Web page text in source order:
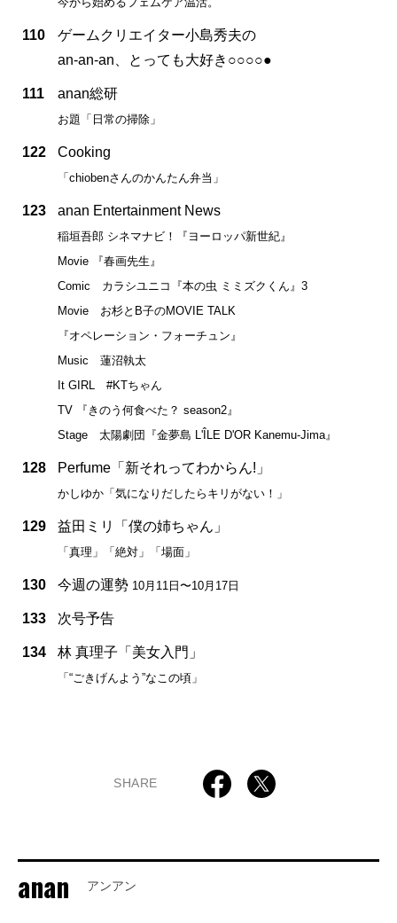
110
ゲームクリエイター小島秀夫の
an-an-an、とっても大好き○○○○●
111 anan総研
お題「日常の掃除」
122 Cooking
「chiobenさんのかんたん弁当」
123 anan Entertainment News
稲垣吾郎 シネマナビ！『ヨーロッパ新世紀』
Movie 『春画先生』
Comic カラシユニコ『本の虫 ミミズクくん』3
Movie お杉とB子のMOVIE TALK
『オペレーション・フォーチュン』
Music 蓮沼執太
It GIRL #KTちゃん
TV 『きのう何食べた？ season2』
Stage 太陽劇団『金夢島 L'ÎLE D'OR Kanemu-Jima』
128 Perfume「新それってわからん!」
かしゆか「気になりだしたらキリがない！」
129 益田ミリ「僕の姉ちゃん」
「真理」「絶対」「場面」
130 今週の運勢 10月11日〜10月17日
133 次号予告
134 林 真理子「美女入門」
「“ごきげんよう”なこの頃」
SHARE
anan アンアン